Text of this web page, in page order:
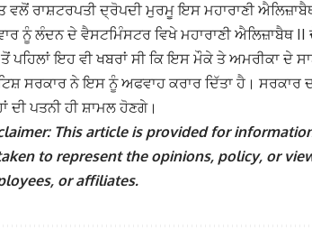
ਵਲੋਂ ਰਾਸ਼ਟਰਪਤੀ ਦ੍ਰੋਪਦੀ ਮੁਰਮੂ ਇਸ ਮਹਾਰਾਣੀ
ਨੂੰ ਲੰਦਨ ਦੇ ਵੈਸਟਮਿੰਸਟਰ ਵਿਖੇ ਮਹਾਰਾਣੀ ਐਲਿਜ਼ਾਬੈਥ
ਪਹਿਲਾਂ ਇਹ ਵੀ ਖਬਰਾਂ ਸੀ ਕਿ ਇਸ ਮੌਕੇ ਤੇ ਅਮਰੀਕਾ ਦੇ
ਸਰਕਾਰ ਨੇ ਇਸ ਨੂੰ ਅਫਵਾਹ ਕਰਾਰ ਦਿੱਤਾ ਹੈ। ਸਰਕਾਰ
ਦੀ ਪਤਨੀ ਹੀ ਸ਼ਾਮਲ ਹੋਣਗੇ।
This article is provided for
to represent the opinions, policy, or
or affiliates.